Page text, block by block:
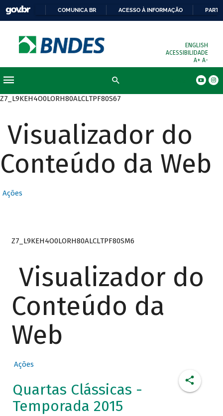
COMUNICA BR ACESSO À INFORMAÇÃO
ENGLISH
ACESSIBILIDADE
A+ A-
Z7_L9KEH4O0LORH80ALCLTPF80S67
Visualizador do
Conteúdo da Web
Ações
Z7_L9KEH4O0LORH80ALCLTPF80SM6
Visualizador do
Conteúdo da
Web
Ações
Quartas Clássicas -
Temporada 2015